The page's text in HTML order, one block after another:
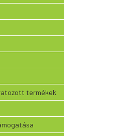
termékek